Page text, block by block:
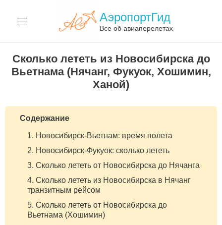
АэропортГид
Все об авиаперелетах
АВИАКОМПАНИИ
АВИАЦИЯ
О САЙТЕ
Сколько лететь из Новосибирска до
Вьетнама (Нячанг, Фукуок, Хошимин,
Ханой)
Содержание
Новосибирск-Вьетнам: время полета
Новосибирск-Фукуок: сколько лететь
Сколько лететь от Новосибирска до Нячанга
Сколько лететь из Новосибирска в Нячанг
транзитным рейсом
Сколько лететь от Новосибирска до
Вьетнама (Хошимин)